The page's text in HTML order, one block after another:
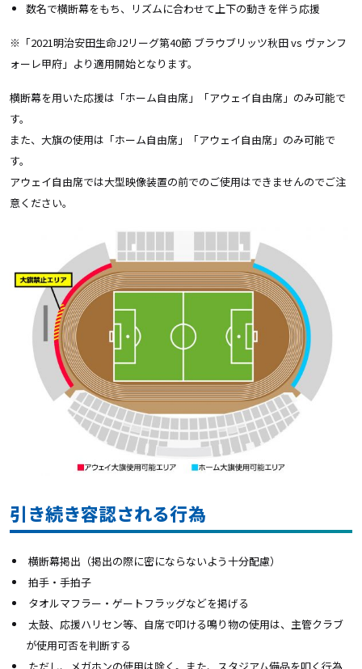
数名で横断幕をもち、リズムに合わせて上下の動きを伴う応援
※「2021明治安田生命J2リーグ第40節 ブラウブリッツ秋田 vs ヴァンフ
ォーレ甲府」より適用開始となります。
横断幕を用いた応援は「ホーム自由席」「アウェイ自由席」のみ可能で
す。
また、大旗の使用は「ホーム自由席」「アウェイ自由席」のみ可能で
す。
アウェイ自由席では大型映像装置の前でのご使用はできませんのでご注
意ください。
引き続き容認される行為
横断幕掲出（掲出の際に密にならないよう十分配慮）
拍手・手拍子
タオルマフラー・ゲートフラッグなどを掲げる
太鼓、応援ハリセン等、自席で叩ける鳴り物の使用は、主管クラブ
が使用可否を判断する